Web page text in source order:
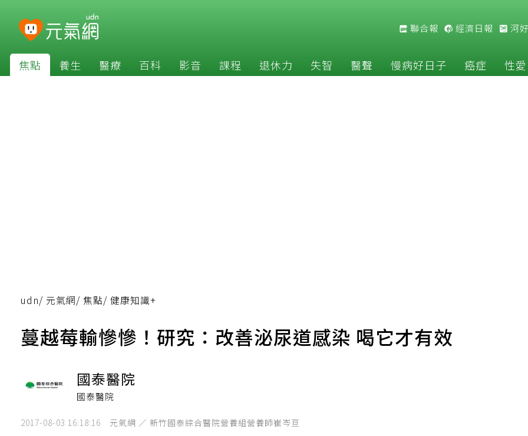
聯合報 經濟日報 河
焦點 養生 醫療 百科 影音 課程 退休力 失智 醫聲 慢病好日子 癌症 性愛
udn/ 元氣網/ 焦點/ 健康知識+
蔓越莓輸慘慘！研究：改善泌尿道感染 喝它才有效
國泰醫院
國泰醫院
2017-08-03 16:18:16 元氣網 ／ 新竹國泰綜合醫院營養組營養師崔岑亘